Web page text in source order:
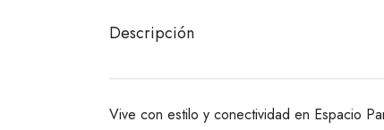
Descripción
Vive con estilo y conectividad en Espacio